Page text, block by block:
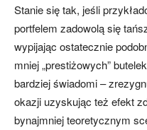
Stanie się tak, jeśli
portfelem zadowolą się
wypijając ostatecznie
mniej „prestiżowych”
bardziej świadomi –
okazji uzyskując też efekt
bynajmniej teoretycznym